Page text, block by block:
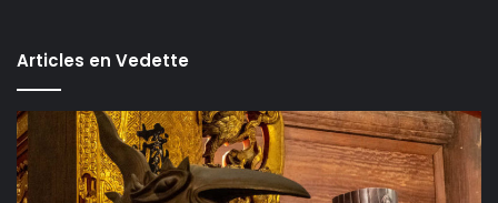
Articles en Vedette
TOP
5
des
activités